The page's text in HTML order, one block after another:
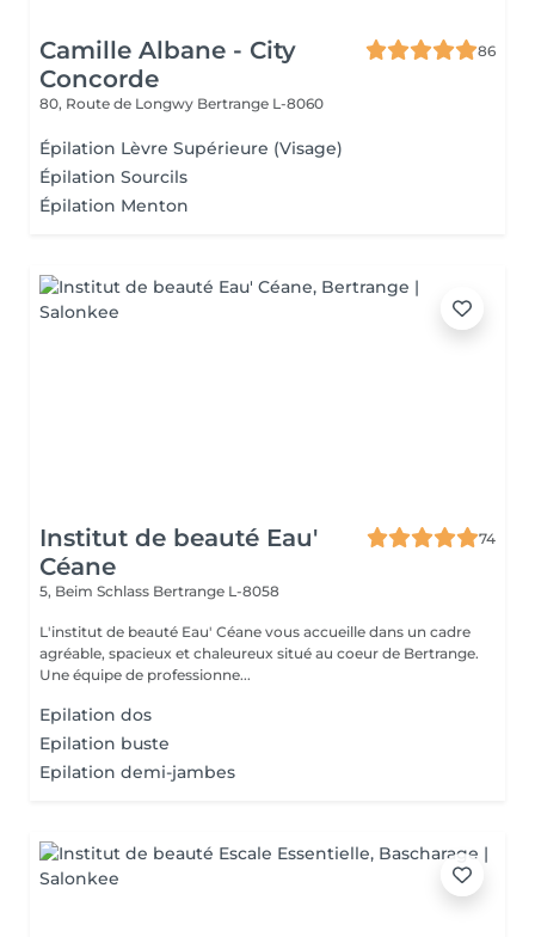
Camille Albane - City
Concorde
86
80, Route de Longwy Bertrange L-8060
Épilation Lèvre Supérieure (Visage)
Épilation Sourcils
Épilation Menton
Institut de beauté Eau'
Céane
74
5, Beim Schlass Bertrange L-8058
L'institut de beauté Eau' Céane vous accueille dans un cadre
agréable, spacieux et chaleureux situé au coeur de Bertrange.
Une équipe de professionne...
Epilation dos
Epilation buste
Epilation demi-jambes